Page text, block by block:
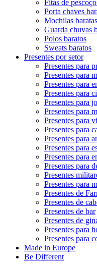
Fitas de
Porta chaves
Mochilas baratas
Guarda chuvas
Polos baratos
Sweats baratos
Presentes por setor
Presentes para
Presentes para
Presentes para
Presentes para
Presentes para
Presentes para
Presentes para
Presentes para
Presentes para
Presentes para
Presentes para
Presentes para
Presentes
Presentes para
Presentes de
Presentes de
Presentes de bar
Presentes de
Presentes para
Presentes para
Made in Europe
Be Different